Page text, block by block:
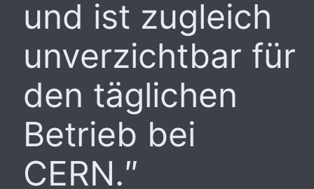
und ist zugleich
unverzichtbar für
den täglichen
Betrieb bei
CERN.